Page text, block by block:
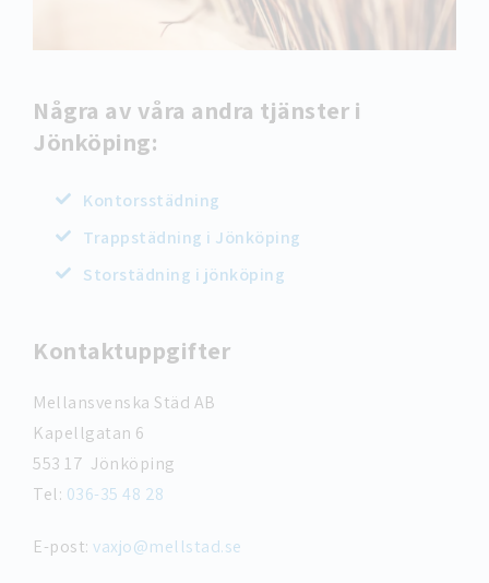
Några av våra andra tjänster i
Jönköping:
Kontorsstädning
Trappstädning i Jönköping
Storstädning i jönköping
Kontaktuppgifter
Mellansvenska Städ AB
Kapellgatan 6
553 17 Jönköping
Tel: 036-35 48 28
E-post: vaxjo@mellstad.se